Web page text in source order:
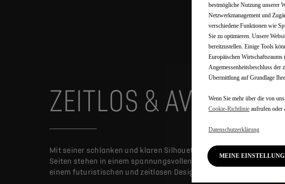
ZEITLOS &
Mit seiner schlanken und klaren Silhouette vereint der N°8
Seiten stehen in einem spannungsvollen Kontrast zu den präzise
einem futuristischen und zeitlosen Design.
bestmögliche Nutzung unserer
Netzwerkmanagement und
verschiedene Funktionen wie
Sie zu optimieren. Unsere
bereitzustellen. Einige Tools
Europäischen
Angemessenheitsbeschluss der
Übermittlung auf Grundlage
Wenn Sie mehr über die von
Cookie‑Richtlinie aufrufen oder
Datenschutzerklärung
MEINE